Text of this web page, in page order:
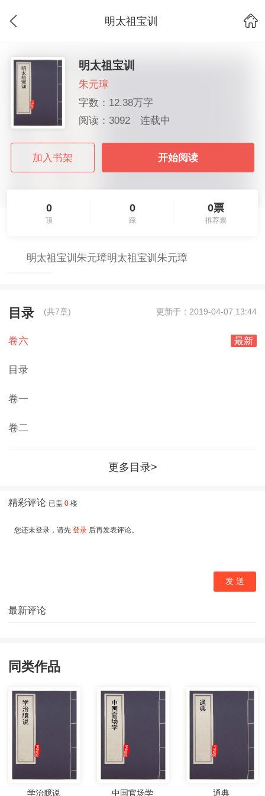
明太祖宝训
明太祖宝训
朱元璋
字数：12.38万字
阅读：3092
连载中
加入书架 开始阅读
0
顶
0
踩
0票
推荐票
明太祖宝训朱元璋明太祖宝训朱元璋
目录 (共7章) 更新于：2019-04-07 13:44
卷六 最新
目录
卷一
卷二
更多目录>
同类作品
学治臆说 中国官场学 通典